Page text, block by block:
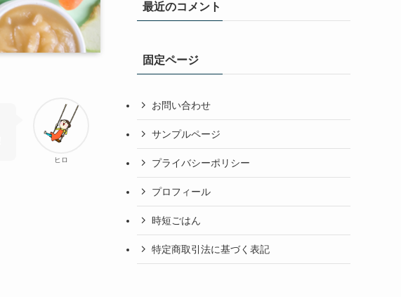
ヒロ
最近のコメント
固定ページ
お問い合わせ
サンプルページ
プライバシーポリシー
プロフィール
時短ごはん
特定商取引法に基づく表記